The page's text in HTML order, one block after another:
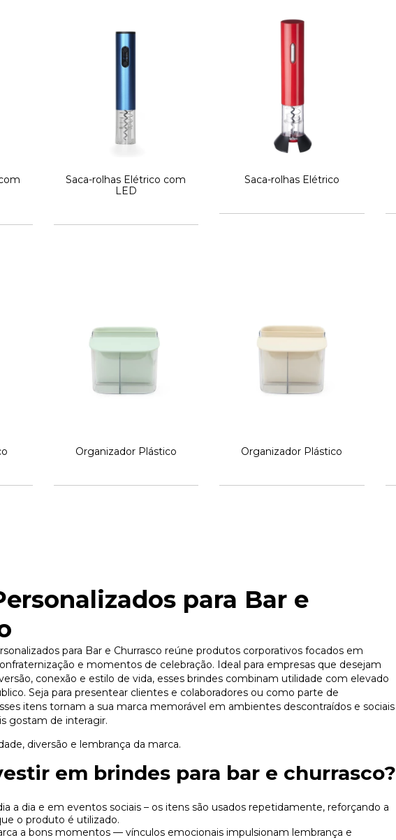
Saca-rolhas Elétrico com
LED
Saca-rolhas Elétrico
Organizador Plástico Organizador Plástico
para Bar e
para Bar e Churrasco reúne produtos corporativos focados em
e momentos de celebração. Ideal para empresas que desejam
conexão e estilo de vida, esses brindes combinam utilidade com elevado
Seja para presentear clientes e colaboradores ou como parte de
itens tornam a sua marca memorável em ambientes descontraídos e sociais
gostam de interagir.
diversão e lembrança da marca.
em brindes para bar e churrasco?
a dia e em eventos sociais – os itens são usados repetidamente, reforçando a
o produto é utilizado.
a bons momentos — vínculos emocionais impulsionam lembrança e